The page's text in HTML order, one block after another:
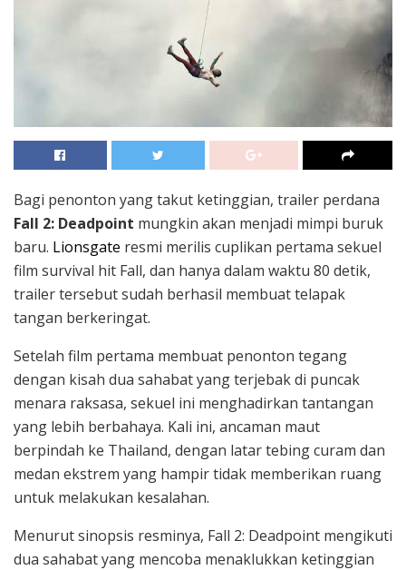
Bagi penonton yang takut ketinggian, trailer perdana
Fall 2: Deadpoint mungkin akan menjadi mimpi buruk
baru. Lionsgate resmi merilis cuplikan pertama sekuel
film survival hit Fall, dan hanya dalam waktu 80 detik,
trailer tersebut sudah berhasil membuat telapak
tangan berkeringat.
Setelah film pertama membuat penonton tegang
dengan kisah dua sahabat yang terjebak di puncak
menara raksasa, sekuel ini menghadirkan tantangan
yang lebih berbahaya. Kali ini, ancaman maut
berpindah ke Thailand, dengan latar tebing curam dan
medan ekstrem yang hampir tidak memberikan ruang
untuk melakukan kesalahan.
Menurut sinopsis resminya, Fall 2: Deadpoint mengikuti
dua sahabat yang mencoba menaklukkan ketinggian